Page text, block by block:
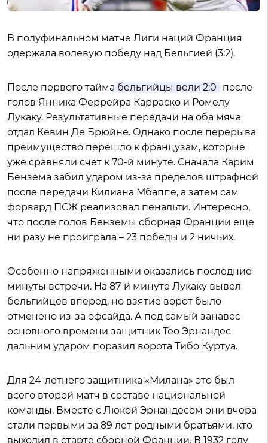
В полуфинальном матче Лиги наций Франция
одержала волевую победу над Бельгией (3:2).
После первого тайма бельгийцы вели 2:0
после
голов Янника Феррейра Карраско и Ромелу
Лукаку. Результативные передачи на оба мяча
отдал Кевин Де Брюйне. Однако после перерыва
преимущество перешло к французам, которые
уже сравняли счет к 70-й минуте. Сначала Карим
Бензема забил ударом из-за пределов штрафной
после передачи Килиана Мбаппе, а затем сам
форвард ПСЖ реализовал пенальти. Интересно,
что после голов Бенземы сборная Франции еще
ни разу не проиграла – 23 победы и 2 ничьих.
Особенно напряженными оказались последние
минуты встречи. На 87-й минуте Лукаку вывел
бельгийцев вперед, но взятие ворот было
отменено из-за офсайда. А под самый занавес
основного времени защитник Тео Эрнандес
дальним ударом поразил ворота Тибо Куртуа.
Для 24-летнего защитника «Милана» это был
всего второй матч в составе национальной
команды. Вместе с Люкой Эрнандесом они вчера
стали первыми за 89 лет родными братьями, кто
выходил в старте сборной Франции. В 1932 году